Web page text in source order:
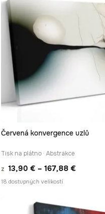
RYCHLÉ ZOBRAZENÍ
Červená konvergence uzlů
Tisk na plátno · Abstrakce
z 13,90 € – 167,88 €
až
18 dostupných velikostí